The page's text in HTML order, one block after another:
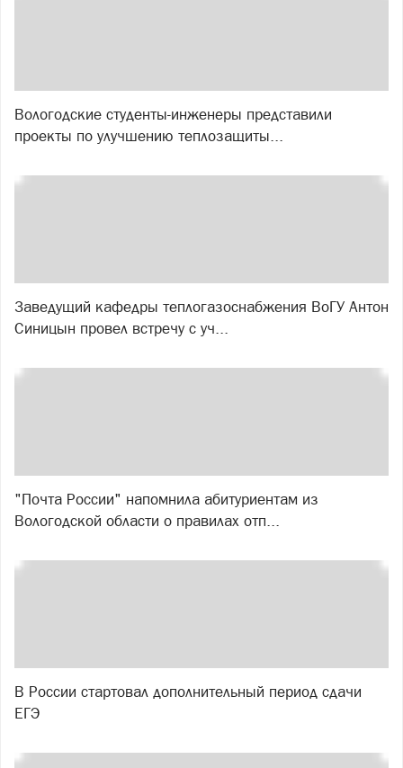
Вологодские студенты-инженеры представили
проекты по улучшению теплозащиты...
Заведущий кафедры теплогазоснабжения ВоГУ Антон
Синицын провел встречу с уч...
"Почта России" напомнила абитуриентам из
Вологодской области о правилах отп...
В России стартовал дополнительный период сдачи
ЕГЭ